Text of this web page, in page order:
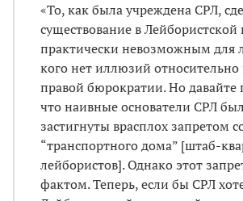
«То, как была учреждена СРЛ,
существование в Лейбористской
практически невозможным для
кого нет иллюзий
правой бюрократии. Но давайте
что наивные основатели СРЛ
застигнуты врасплох запретом
“транспортного дома” [штаб-
лейбористов]. Однако этот
фактом. Теперь, если бы СРЛ